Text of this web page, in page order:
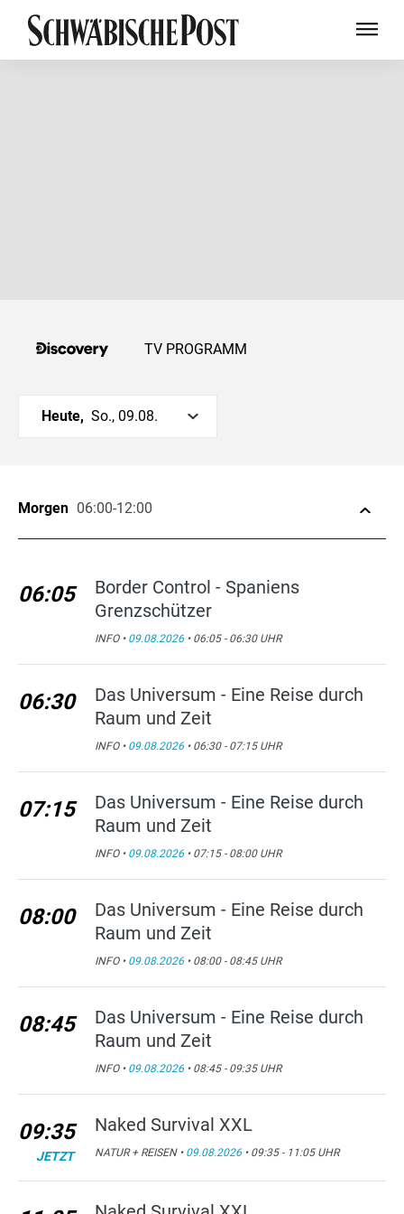
TV PROGRAMM
Heute, So., 09.08.
Morgen 06:00-12:00
06:05
Border Control - Spaniens
Grenzschützer
INFO • 09.08.2026 • 06:05 - 06:30 UHR
06:30
Das Universum - Eine Reise durch
Raum und Zeit
INFO • 09.08.2026 • 06:30 - 07:15 UHR
07:15
Das Universum - Eine Reise durch
Raum und Zeit
INFO • 09.08.2026 • 07:15 - 08:00 UHR
08:00
Das Universum - Eine Reise durch
Raum und Zeit
INFO • 09.08.2026 • 08:00 - 08:45 UHR
08:45
Das Universum - Eine Reise durch
Raum und Zeit
INFO • 09.08.2026 • 08:45 - 09:35 UHR
09:35
JETZT
Naked Survival XXL
NATUR + REISEN • 09.08.2026 • 09:35 - 11:05 UHR